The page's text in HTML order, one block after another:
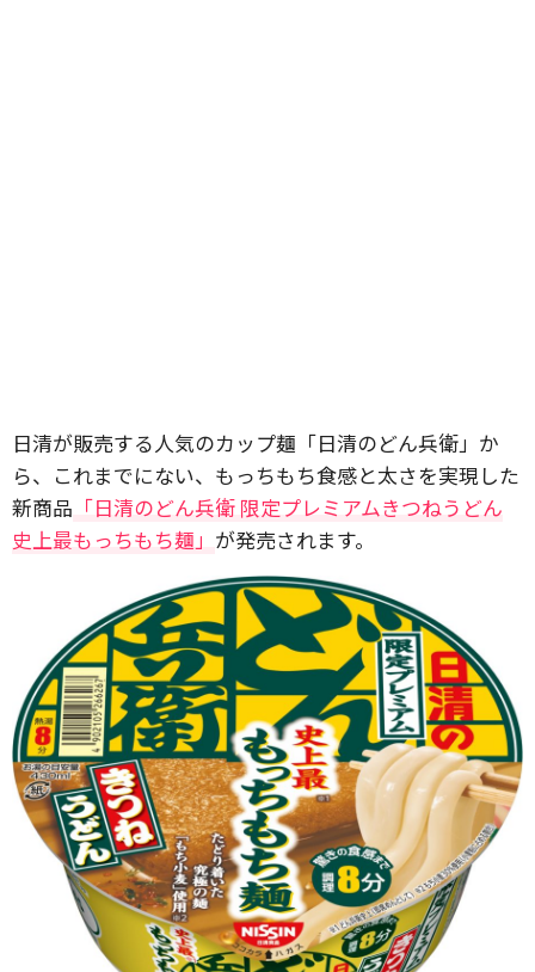
日清が販売する人気のカップ麺「日清のどん兵衛」か
ら、これまでにない、もっちもち食感と太さを実現した
新商品 「日清のどん兵衛 限定プレミアムきつねうどん
史上最もっちもち麺」 が発売されます。